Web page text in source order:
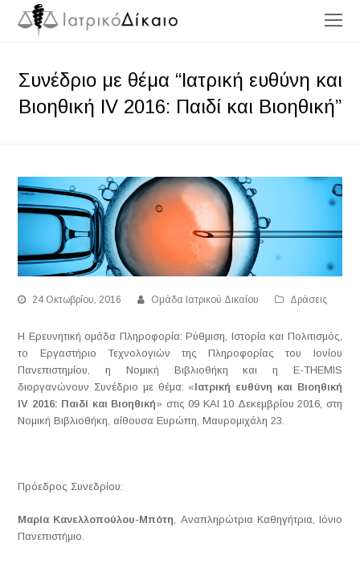
Συνέδριο με θέμα “Ιατρική ευθύνη και
Βιοηθική IV 2016: Παιδί και Βιοηθική”
24 Οκτωβρίου, 2016 Ομάδα Ιατρικού Δικαίου Δράσεις
Η Ερευνητική ομάδα Πληροφορία: Ρύθμιση, Ιστορία και Πολιτισμός,
το Εργαστήριο Τεχνολογιών της Πληροφορίας του Ιονίου
Πανεπιστημίου, η Νομική Βιβλιοθήκη και η E-THEMIS
διοργανώνουν Συνέδριο με θέμα: «Ιατρική ευθύνη και Βιοηθική
IV 2016: Παιδί και Βιοηθική» στις 09 ΚΑΙ 10 Δεκεμβρίου 2016, στη
Νομική Βιβλιοθήκη, αίθουσα Ευρώπη, Μαυρομιχάλη 23.
Πρόεδρος Συνεδρίου:
Μαρία Κανελλοπούλου-Μπότη, Αναπληρώτρια Καθηγήτρια, Ιόνιο
Πανεπιστήμιο.